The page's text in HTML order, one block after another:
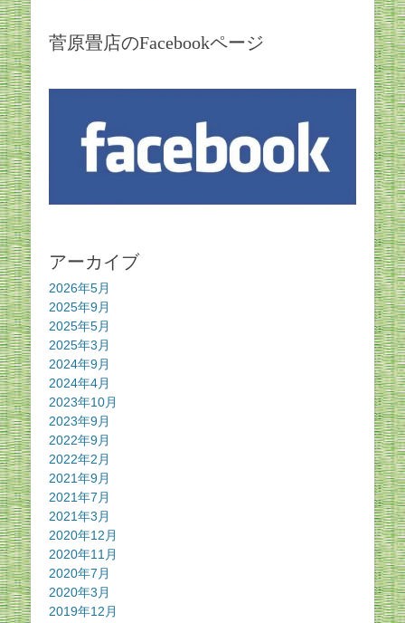
菅原畳店のFacebookページ
アーカイブ
2026年5月
2025年9月
2025年5月
2025年3月
2024年9月
2024年4月
2023年10月
2023年9月
2022年9月
2022年2月
2021年9月
2021年7月
2021年3月
2020年12月
2020年11月
2020年7月
2020年3月
2019年12月